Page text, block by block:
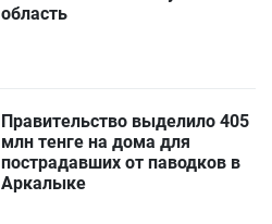
область
Правительство выделило 405
млн тенге на дома для
пострадавших от паводков в
Аркалыке